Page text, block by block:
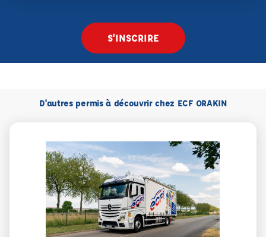
S'INSCRIRE
D'autres permis à découvrir chez ECF ORAKIN